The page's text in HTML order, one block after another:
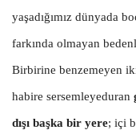
yaşadığımız dünyada
farkında olmayan
Birbirine benzemeyen
habire sersemleyeduran
dışı başka bir yere; içi